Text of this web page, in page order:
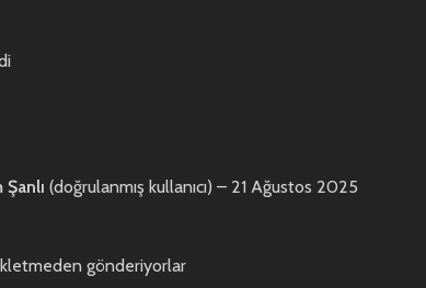
(doğrulanmış kullanıcı) – 21 Ağustos 2025
gönderiyorlar